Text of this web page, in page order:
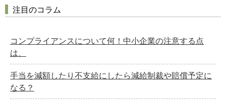
注目のコラム
コンプライアンスについて何！中小企業の注意する点
は、
手当を減額したり不支給にしたら減給制裁や賠償予定に
なる？